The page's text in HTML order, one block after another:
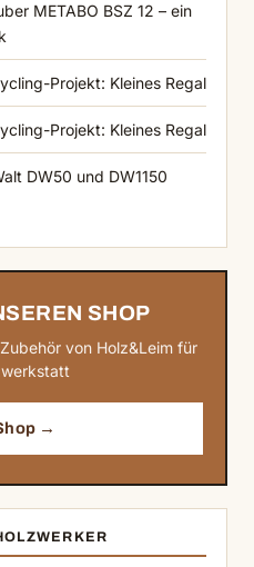
METABO BSZ 12 – ein
Projekt: Kleines Regal
Projekt: Kleines Regal
DW50 und DW1150
SHOP
von Holz&Leim für
→